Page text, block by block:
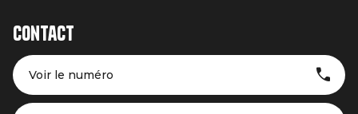
Contact
Voir le numéro